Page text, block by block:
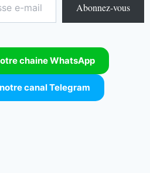
Abonnez-vous
chaine WhatsApp
canal Telegram